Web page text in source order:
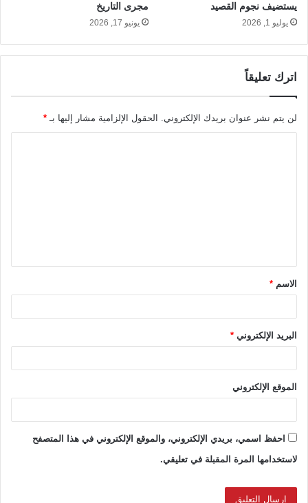
يستضيف نجوم القصيد
يوليو 1, 2026
مجرى التاريخ
يونيو 17, 2026
اترك تعليقاً
لن يتم نشر عنوان بريدك الإلكتروني. الحقول الإلزامية مشار إليها بـ *
ق
*الاسم *
البريد الإلكتروني *
الموقع الإلكتروني
احفظ اسمي، بريدي الإلكتروني، والموقع الإلكتروني في هذا المتصفح
لاستخدامها المرة المقبلة في تعليقي.